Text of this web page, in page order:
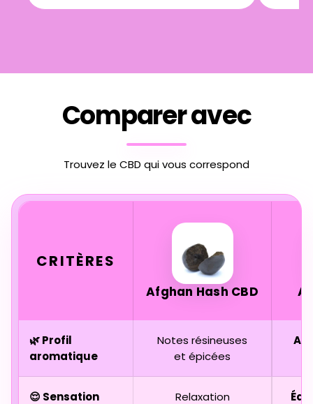
Comparer avec
Trouvez le CBD qui vous correspond
CRITÈRES
Afghan Hash CBD
🌿 Profil
aromatique
Notes résineuses
et épicées
😌 Sensation
Relaxation